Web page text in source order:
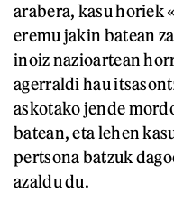
arabera, kasu horiek
eremu jakin batean
inoiz nazioartean
agerraldi hau
askotako jende
batean, eta lehen
pertsona batzuk
azaldu du.